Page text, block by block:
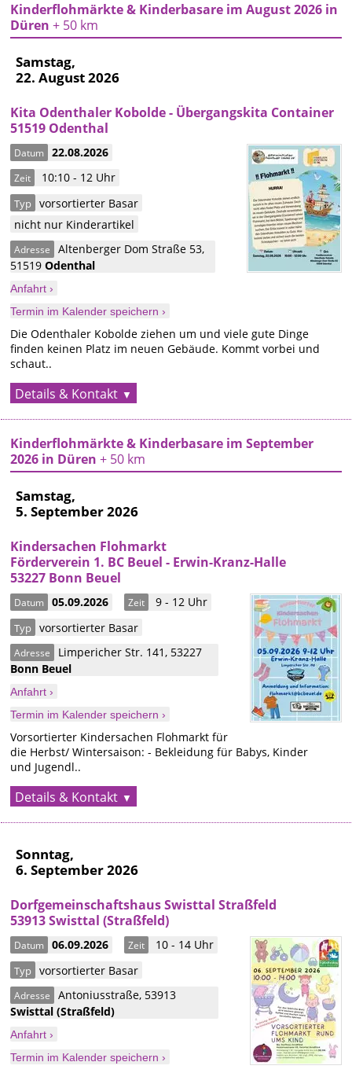
Kinderflohmärkte & Kinderbasare im August 2026 in
Düren+ 50 km
Samstag,
22. August 2026
Kita Odenthaler Kobolde - Übergangskita Container
51519 Odenthal
Datum 22.08.2026
Zeit 10:10 - 12 Uhr
Typ vorsortierter Basar
nicht nur Kinderartikel
Adresse Altenberger Dom Straße 53,
51519Odenthal
Anfahrt ›
Termin im Kalender speichern ›
Die Odenthaler Kobolde ziehen um und viele gute Dinge
finden keinen Platz im neuen Gebäude. Kommt vorbei und
schaut..
Details & Kontakt
Kinderflohmärkte & Kinderbasare im September
2026 in Düren+ 50 km
Samstag,
5. September 2026
Kindersachen Flohmarkt
Förderverein 1. BC Beuel - Erwin-Kranz-Halle
53227 Bonn Beuel
Datum 05.09.2026 Zeit 9 - 12 Uhr
Typ vorsortierter Basar
Adresse Limpericher Str. 141, 53227
Bonn Beuel
Anfahrt ›
Termin im Kalender speichern ›
Vorsortierter Kindersachen Flohmarkt für
die Herbst/ Wintersaison: - Bekleidung für Babys, Kinder
und Jugendl..
Details & Kontakt
Sonntag,
6. September 2026
Dorfgemeinschaftshaus Swisttal Straßfeld
53913 Swisttal (Straßfeld)
Datum 06.09.2026 Zeit 10 - 14 Uhr
Typ vorsortierter Basar
Adresse Antoniusstraße, 53913
Swisttal(Straßfeld)
Anfahrt ›
Termin im Kalender speichern ›